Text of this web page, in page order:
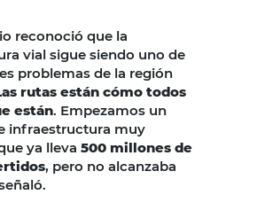
reconoció que la
vial sigue siendo uno de
problemas de la región
rutas están cómo todos
están. Empezamos un
infraestructura muy
ya lleva 500 millones de
, pero no alcanzaba